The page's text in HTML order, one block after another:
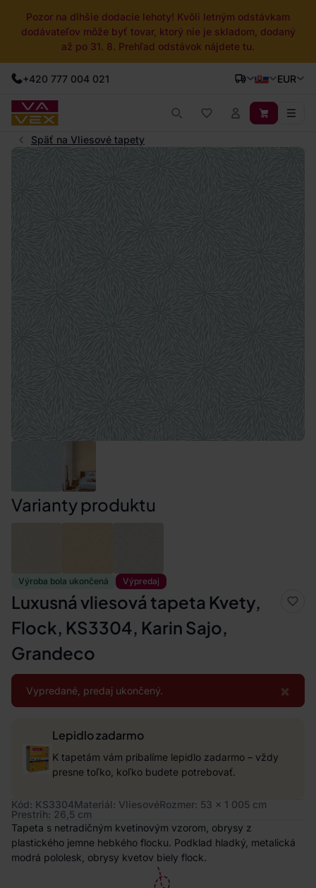
Pozor na dlhšie dodacie lehoty! Kvôli letným odstávkam
dodávateľov môže byť tovar, ktorý nie je skladom, dodaný
až po 31. 8. Prehľad odstávok nájdete tu.
+420 777 004 021 EUR
Späť na Vliesové tapety
Výroba bola ukončená Výpredaj
Luxusná vliesová tapeta Kvety,
Flock, KS3304, Karin Sajo,
Grandeco
×
Vypredané, predaj ukončený.
Lepidlo zadarmo
K tapetám vám pribalíme lepidlo zadarmo – vždy
presne toľko, koľko budete potrebovať.
Kód: KS3304Materiál: VliesovéRozmer: 53 x 1 005 cm
Prestrih: 26,5 cm
Tapeta s netradičným kvetinovým vzorom, obrysy z
plastického jemne hebkého flocku. Podklad hladký, metalická
modrá pololesk, obrysy kvetov biely flock.
Varianty produktu